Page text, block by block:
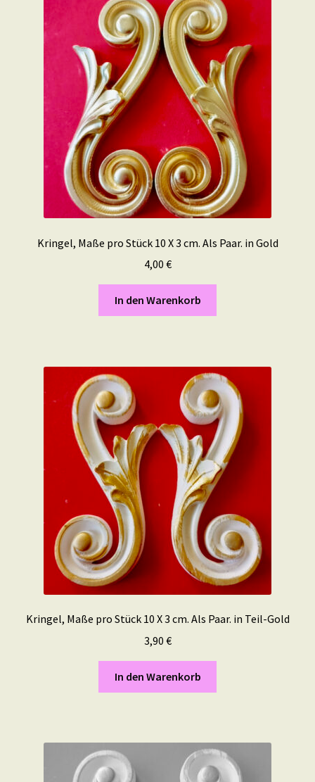
Kringel, Maße pro Stück 10 X 3 cm. Als Paar. in Gold
4,00 €
In den Warenkorb
Kringel, Maße pro Stück 10 X 3 cm. Als Paar. in Teil-Gold
3,90 €
In den Warenkorb